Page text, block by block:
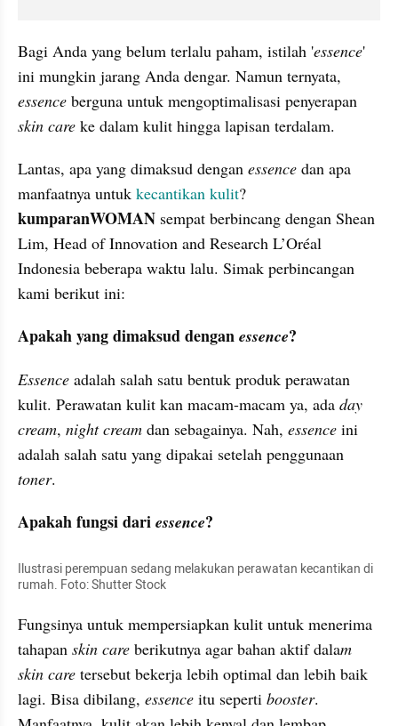
Bagi Anda yang belum terlalu paham, istilah 'essence'
ini mungkin jarang Anda
essence
skin care ke dalam kulit hingga lapisan terdalam.
Lantas, apa yang dimaksud dengan essence dan apa
manfaatnya untuk kecantikan kulit
kumparanWOMAN sempat berbincang dengan Shean
Lim, Head of Innovation and Research L’Oréal
Indonesia beberapa waktu lalu. Simak perbincangan
kami berikut ini:
Apakah yang dimaksud dengan essence?
Essence adalah salah satu bentuk produk perawatan
kulit. Perawatan kulit kan macam-macam ya, ada day
cream, night cream dan sebagainya. Nah, essence ini
toner.
Apakah fungsi dari essence?
Ilustrasi perempuan sedang melakukan perawatan kecantikan di
rumah. Foto: Shutter Stock
Fungsinya untuk mempersiapkan kulit untuk menerima
tahapan skin care berikutnya agar bahan aktif dalam
skin care tersebut bekerja lebih optimal dan lebih baik
lagi. Bisa dibilang, essence itu seperti booster.